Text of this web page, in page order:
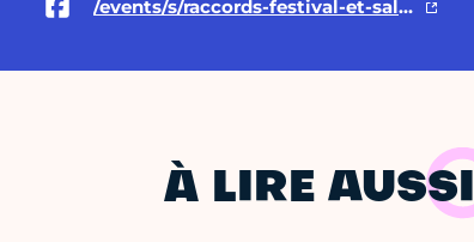
/events/s/raccords-festival-et-salon/1085579511995073/
À LIRE AUSSI